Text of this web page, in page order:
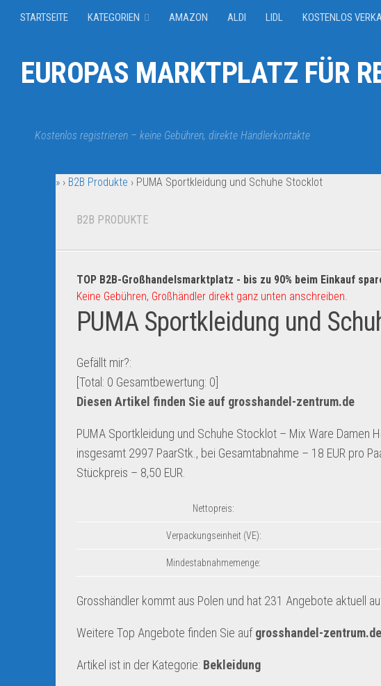
STARTSEITE KATEGORIEN AMAZON ALDI LIDL KOSTENLOS
EUROPAS MARKTPLATZ FÜR
Kostenlos registrieren – keine Gebühren, direkte Händlerkontakte
» › B2B Produkte › PUMA Sportkleidung und Schuhe Stocklot
B2B PRODUKTE
TOP B2B-Großhandelsmarktplatz - bis zu 90% beim Einkauf
Keine Gebühren, Großhändler direkt ganz unten anschreiben.
PUMA Sportkleidung und
Gefällt mir?:
[Total: 0 Gesamtbewertung: 0
Diesen Artikel finden Sie auf grosshandel-zentrum.de
PUMA Sportkleidung und Schuhe Stocklot – Mix Ware Damen
insgesamt 2997 PaarStk., bei Gesamtabnahme – 18 EUR pro
Stückpreis – 8,50 EUR.
Nettopreis:
Verpackungseinheit (VE):
Mindestabnahmemenge:
Grosshändler kommt aus Polen und hat 231 Angebote aktuell
Weitere Top Angebote finden Sie aufgrosshandel-zentrum.de
Artikel ist in der Kategorie: Bekleidung